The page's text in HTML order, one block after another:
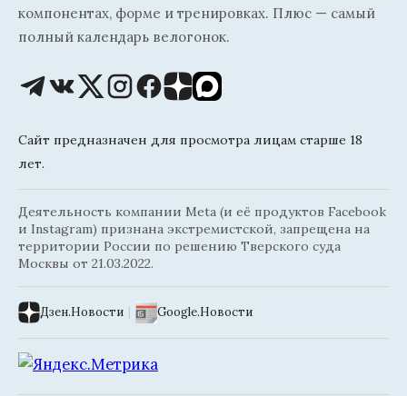
компонентах, форме и тренировках. Плюс — самый
полный календарь велогонок.
Сайт предназначен для просмотра лицам старше 18
лет.
Деятельность компании Meta (и её продуктов Facebook
и Instagram) признана экстремистской, запрещена на
территории России по решению Тверского суда
Москвы от 21.03.2022.
Дзен.Новости | Google.Новости